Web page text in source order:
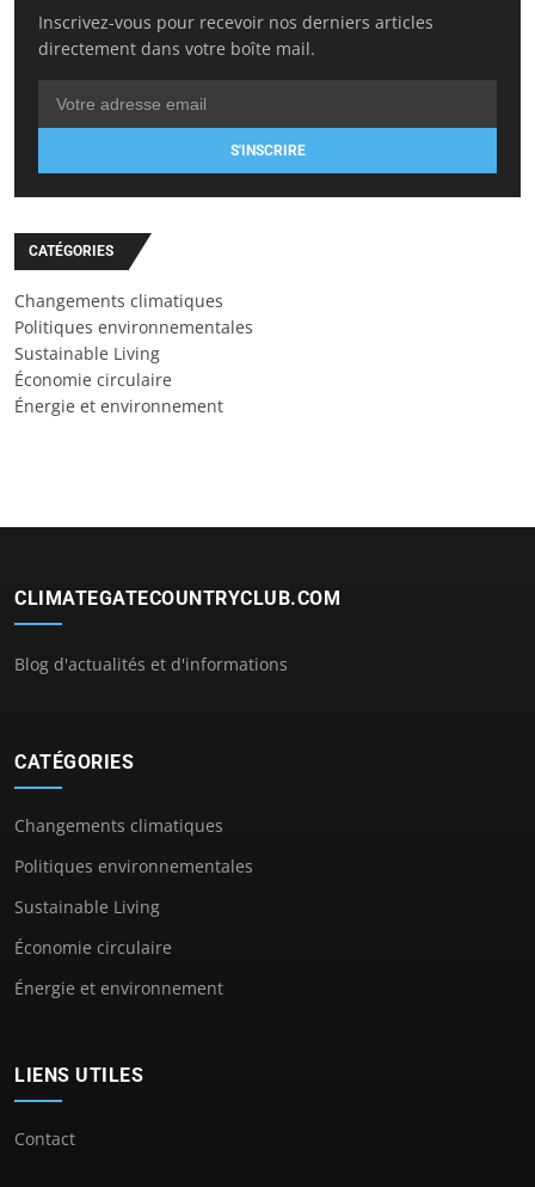
Inscrivez-vous pour recevoir nos derniers articles
directement dans votre boîte mail.
S'INSCRIRE
CATÉGORIES
Changements climatiques
Politiques environnementales
Sustainable Living
Économie circulaire
Énergie et environnement
CLIMATEGATECOUNTRYCLUB.COM
Blog d'actualités et d'informations
CATÉGORIES
Changements climatiques
Politiques environnementales
Sustainable Living
Économie circulaire
Énergie et environnement
LIENS UTILES
Contact